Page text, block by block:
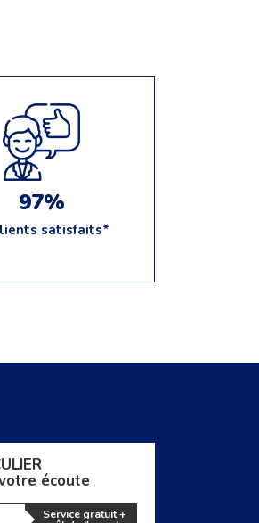
97%
satisfaits*
écoute
Service gratuit +